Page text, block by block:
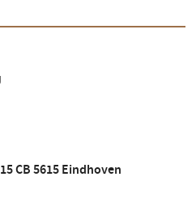
5615 Eindhoven